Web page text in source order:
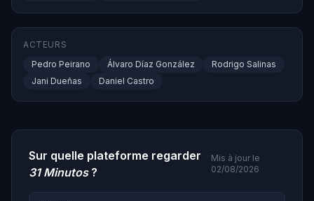
ACTEURS
Pedro Peirano
Álvaro Díaz González
Rodrigo Salinas
Jani Dueñas
Daniel Castro
Sur quelle plateforme regarder
31 Minutos?
Mis à jour le
02/08/2026